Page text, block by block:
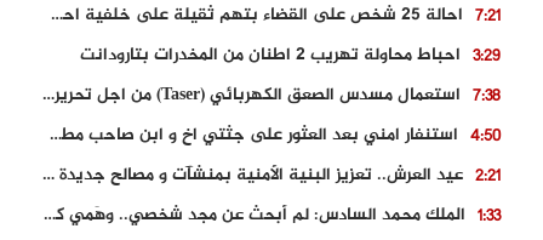
7:21
احالة 25 شخص على القضاء بتهم ثقيلة على خلفية احداث المناطق الشمالية
3:29 احباط محاولة تهريب 2 اطنان من المخدرات بتارودانت
7:38
استعمال مسدس الصعق الكهربائي (Taser) من اجل تحرير شابة محتجزة
4:50
استنفار امني بعد العثور على جثتي اخ و ابن صاحب مطعم اسماك مشهور بطنجة
2:21
عيد العرش.. تعزيز البنية الأمنية بمنشآت و مصالح جديدة بكل من الحسيمة – فاس و الناظور
1:33
الملك محمد السادس: لم أبحث عن مجد شخصي.. وهَمي كرامة المغاربة